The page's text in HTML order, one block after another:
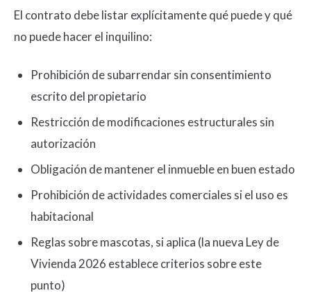
El contrato debe listar explícitamente qué puede y qué
no puede hacer el inquilino:
Prohibición de subarrendar sin consentimiento
escrito del propietario
Restricción de modificaciones estructurales sin
autorización
Obligación de mantener el inmueble en buen estado
Prohibición de actividades comerciales si el uso es
habitacional
Reglas sobre mascotas, si aplica (la nueva Ley de
Vivienda 2026 establece criterios sobre este
punto)